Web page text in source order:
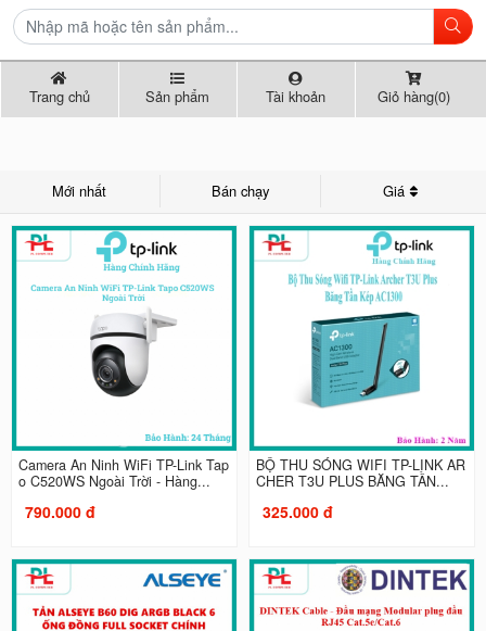
Trang chủ Sản phẩm Tài khoản Giỏ hàng(0)
Mới nhất Bán chạy Giá
Camera An Ninh WiFi TP-Link Tap
o C520WS Ngoài Trời - Hàng...
790.000 đ
BỘ THU SÓNG WIFI TP-LINK AR
CHER T3U PLUS BĂNG TẦN...
325.000 đ